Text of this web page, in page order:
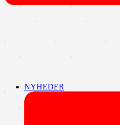
NYHEDER